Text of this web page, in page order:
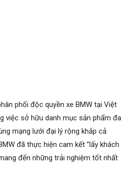
phối độc quyền xe BMW tại Việt
việc sở hữu danh mục sản phẩm đa
mạng lưới đại lý rộng khắp cả
đã thực hiện cam kết ”lấy khách
đến những trải nghiệm tốt nhất